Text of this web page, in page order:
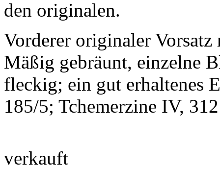
den originalen.
Vorderer originaler
Mäßig gebräunt, einzelne
fleckig; ein gut erhaltenes
185/5; Tchemerzine IV,
verkauft